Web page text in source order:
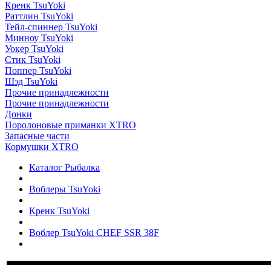
Кренк TsuYoki
Раттлин TsuYoki
Тейл-спиннер TsuYoki
Минноу TsuYoki
Уокер TsuYoki
Стик TsuYoki
Поппер TsuYoki
Шэд TsuYoki
Прочие принадлежности
Прочие принадлежности
Донки
Поролоновые приманки XTRO
Запасные части
Кормушки XTRO
Каталог Рыбалка
Воблеры TsuYoki
Кренк TsuYoki
Воблер TsuYoki CHEF SSR 38F